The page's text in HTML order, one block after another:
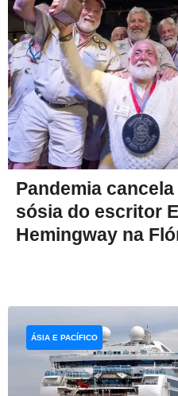
Pandemia
sósia do escritor
Hemingway na
ÁSIA E PACÍFICO